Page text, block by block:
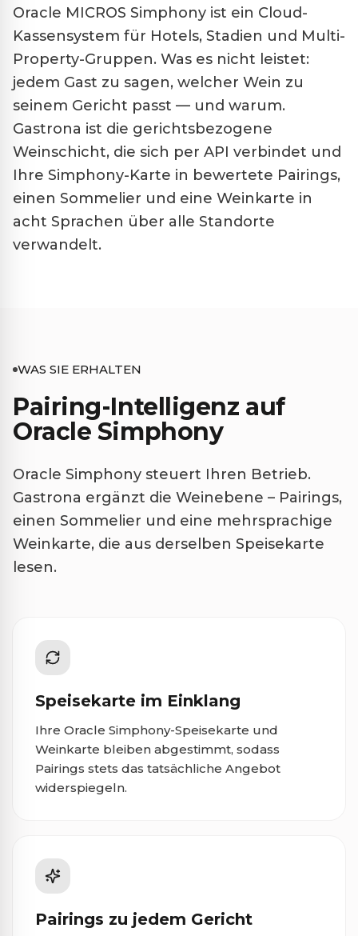
Oracle MICROS Simphony ist ein Cloud-
Kassensystem für Hotels, Stadien und Multi-
Property-Gruppen. Was es nicht leistet:
jedem Gast zu sagen, welcher Wein zu
seinem Gericht passt — und warum.
Gastrona ist die gerichtsbezogene
Weinschicht, die sich per API verbindet und
Ihre Simphony-Karte in bewertete Pairings,
einen Sommelier und eine Weinkarte in
acht Sprachen über alle Standorte
verwandelt.
WAS SIE ERHALTEN
Pairing-Intelligenz auf
Oracle Simphony
Oracle Simphony steuert Ihren Betrieb.
Gastrona ergänzt die Weinebene – Pairings,
einen Sommelier und eine mehrsprachige
Weinkarte, die aus derselben Speisekarte
lesen.
Speisekarte im Einklang
Ihre Oracle Simphony-Speisekarte und
Weinkarte bleiben abgestimmt, sodass
Pairings stets das tatsächliche Angebot
widerspiegeln.
Pairings zu jedem Gericht